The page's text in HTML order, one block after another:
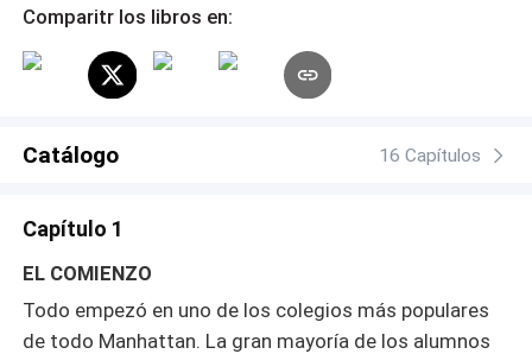
cuenta quiénes son sus amigos y quiénes no. Por el otro
quienes, por medio de engaños, logran debilitar la
relación de amistad que ellos tienen. Finalmente, habla
hasta cierto grado, imposibles de vencer.
Comparitr los libros en:
Catálogo 16 Capítulos
Capítulo 1
EL COMIENZO
Todo empezó en uno de los colegios más populares
de todo Manhattan. La gran mayoría de los alumnos